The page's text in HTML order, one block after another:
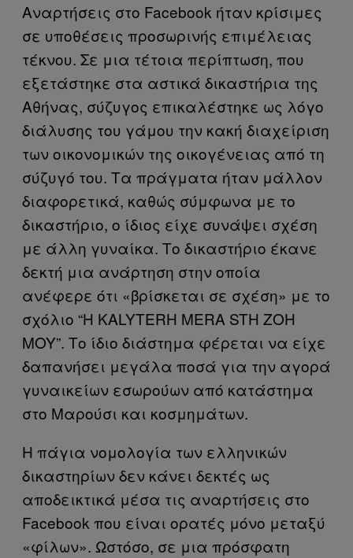
Αναρτήσεις στο Facebook ήταν κρίσιμες
σε υποθέσεις προσωρινής επιμέλειας
τέκνου. Σε μια τέτοια περίπτωση, που
εξετάστηκε στα αστικά δικαστήρια της
Αθήνας, σύζυγος επικαλέστηκε ως λόγο
διάλυσης του γάμου την κακή διαχείριση
των οικονομικών της οικογένειας από τη
σύζυγό του. Τα πράγματα ήταν μάλλον
διαφορετικά, καθώς σύμφωνα με το
δικαστήριο, ο ίδιος είχε συνάψει σχέση
με άλλη γυναίκα. Το δικαστήριο έκανε
δεκτή μια ανάρτηση στην οποία
ανέφερε ότι «βρίσκεται σε σχέση» με το
σχόλιο “H KALYTERH MERA STH ZOH
MOY”. Το ίδιο διάστημα φέρεται να είχε
δαπανήσει μεγάλα ποσά για την αγορά
γυναικείων εσωρούων από κατάστημα
στο Μαρούσι και κοσμημάτων.
H πάγια νομολογία των ελληνικών
δικαστηρίων δεν κάνει δεκτές ως
αποδεικτικά μέσα τις αναρτήσεις στο
Facebook που είναι ορατές μόνο μεταξύ
«φίλων». Ωστόσο, σε μια πρόσφατη